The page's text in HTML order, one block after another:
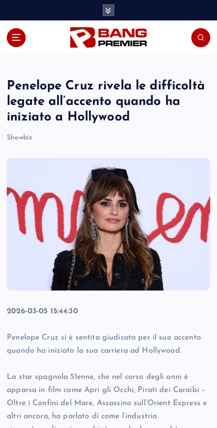
Penelope Cruz rivela le difficoltà
legate all’accento quando ha
iniziato a Hollywood
Showbiz
2026-03-05 15:44:30
Penelope Cruz si è sentita giudicata per il suo accento
quando ha iniziato la sua carriera ad Hollywood.
La star spagnola 51enne, che nel corso degli anni è
apparsa in film come Apri gli Occhi, Pirati dei Caraibi –
Oltre i Confini del Mare, Assassino sull’Orient Express e
altri ancora, ha parlato di come l’industria